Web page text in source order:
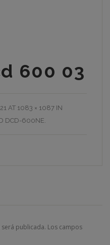
600 03
AT 1083 × 1087 IN
DCD-600NE.
publicada. Los campos